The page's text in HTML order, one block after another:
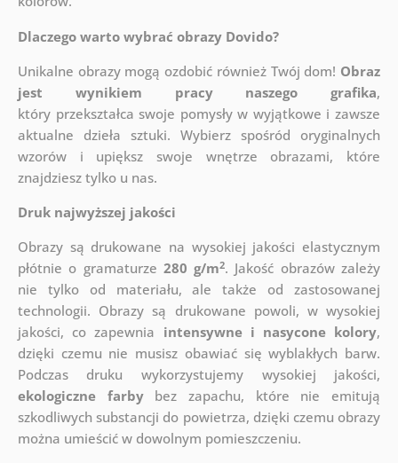
Dlaczego warto wybrać obrazy Dovido?
Unikalne obrazy mogą ozdobić również Twój dom! Obraz
jest wynikiem pracy naszego grafika,
który przekształca swoje pomysły w wyjątkowe i zawsze
aktualne dzieła sztuki. Wybierz spośród oryginalnych
wzorów i upiększ swoje wnętrze obrazami, które
znajdziesz tylko u nas.
Druk najwyższej jakości
Obrazy są drukowane na wysokiej jakości elastycznym
płótnie o gramaturze 280 g/m2. Jakość obrazów zależy
nie tylko od materiału, ale także od zastosowanej
technologii. Obrazy są drukowane powoli, w wysokiej
jakości, co zapewnia intensywne i nasycone kolory,
dzięki czemu nie musisz obawiać się wyblakłych barw.
Podczas druku wykorzystujemy wysokiej jakości,
ekologiczne farbybez zapachu, które nie emitują
szkodliwych substancji do powietrza, dzięki czemu obrazy
można umieścić w dowolnym pomieszczeniu.